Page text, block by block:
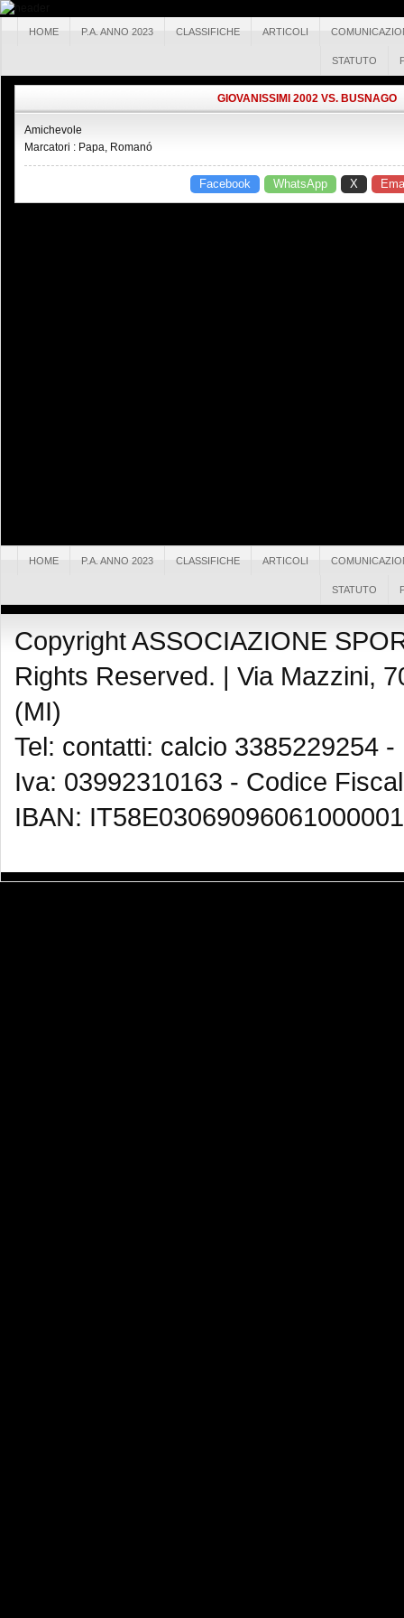
HOME P.A. ANNO 2023 CLASSIFICHE ARTICOLI
STATUTO
GIOVANISSIMI 2002 VS. BUSNAGO
Amichevole
Marcatori : Papa, Romanó
Facebook WhatsApp X
HOME P.A. ANNO 2023 CLASSIFICHE ARTICOLI
STATUTO
Copyright ASSOCIAZIONE
Rights Reserved. | Via Mazzini,
(MI)
Tel: contatti: calcio 3385229254
Iva: 03992310163 - Codice
IBAN: